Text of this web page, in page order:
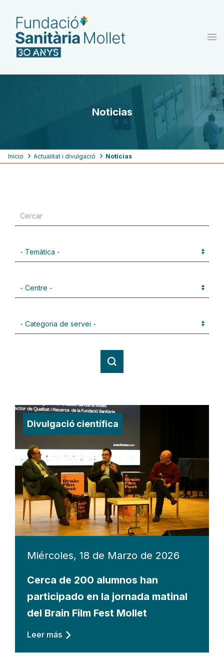
contenido
principal
Noticias
Ruta
Inicio Actualitat i divulgació Noticias
Divulgació científica
Miércoles, 18 de Marzo de 2026
Cerca de 200 alumnos han
participado en la jornada matinal
del Brain Film Fest Mollet
Leer más